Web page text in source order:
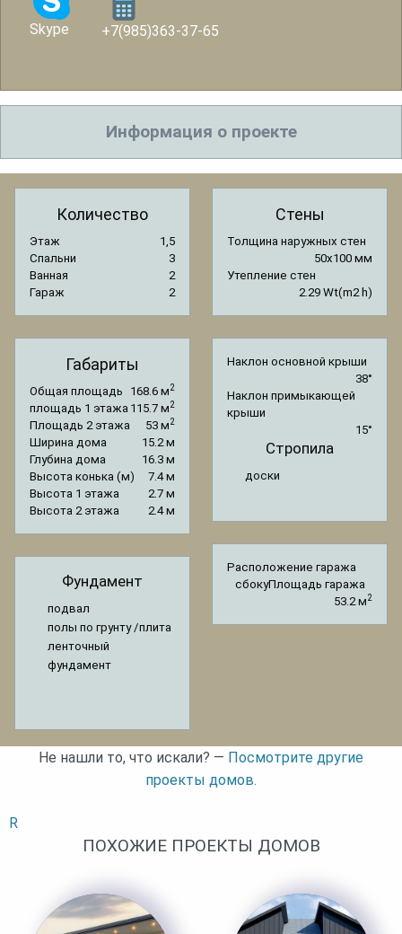
Skype +7(985)363-37-65
Информация о проекте
Количество
Этаж
1,5
Спальни
3
Ванная
2
Гараж
2
Габариты
Общая площадь 168.6 м2
площадь 1 этажа 115.7 м2
Площадь 2 этажа 53 м2
Ширина дома
15.2 м
Глубина дома
16.3 м
Высота конька (м)
7.4 м
Высота 1 этажа
2.7 м
Высота 2 этажа
2.4 м
Фундамент
подвал
полы по грунту /плита
ленточный
фундамент
Стены
Толщина наружных стен
50x100 мм
Утепление стен
2.29 Wt(m2 h)
Наклон основной крыши
38°
Наклон примыкающей
крыши
15°
Стропила
доски
Расположение гаража
сбокуПлощадь гаража
53.2 м2
Не нашли то, что искали? — Посмотрите другие
проекты домов.
R
ПОХОЖИЕ ПРОЕКТЫ ДОМОВ